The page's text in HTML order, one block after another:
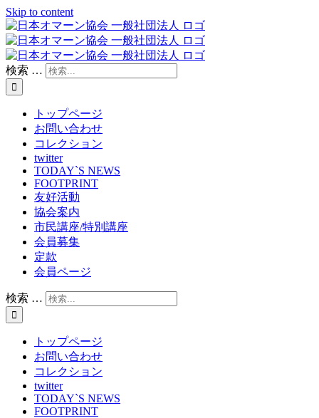
Skip to content
検索 …
トップページ
お問い合わせ
コレクション
twitter
TODAY`S NEWS
FOOTPRINT
友好活動
協会案内
市民講座/特別講座
会員募集
定款
会員ページ
検索 …
トップページ
お問い合わせ
コレクション
twitter
TODAY`S NEWS
FOOTPRINT